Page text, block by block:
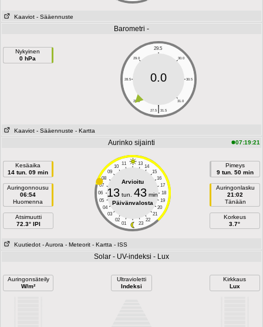
Kaaviot - Sääennuste
Barometri -
Nykyinen
0 hPa
29.5
29.0 30.0
28.5 30.5
28.0 31.0
|
27.5 31.5
0.0
Kaaviot - Sääennuste - Kartta
Aurinko sijainti 07:19:21
Kesäaika
14 tun. 09 min
Auringonnousu
06:54
Huomenna
Atsimuutti
72.3° IPI
11 13
10
14
09
15
08
16
07
17
06
18
05
19
04
20
03
21
02
22
01 23
Arvioitu
13 tun.43 min
Päivänvalosta
Pimeys
9 tun. 50 min
Auringonlasku
21:02
Tänään
Korkeus
3.7°
Kuutiedot - Aurora - Meteorit - Kartta - ISS
Solar - UV-indeksi - Lux
Auringonsäteily
W/m²
Ultravioletti
Indeksi
Kirkkaus
Lux